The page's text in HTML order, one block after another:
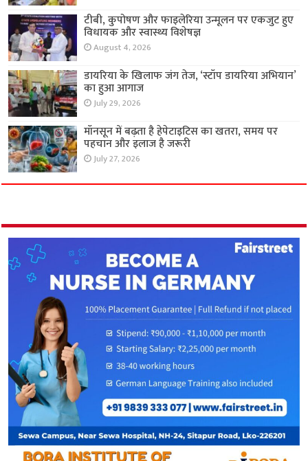
टीबी, कुपोषण और फाइलेरिया उन्मूलन पर एकजुट हुए
विधायक और स्वास्थ्य विशेषज्ञ
August 4, 2026
डायरिया के खिलाफ जंग तेज, ‘स्टॉप डायरिया अभियान’
का हुआ आगाज
July 29, 2026
मॉनसून में बढ़ता है हेपेटाइटिस का खतरा, समय पर
पहचान और इलाज है जरूरी
July 27, 2026